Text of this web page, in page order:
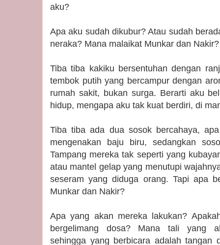
aku?
Apa aku sudah dikubur? Atau sudah
neraka? Mana malaikat Munkar dan
Tiba tiba kakiku bersentuhan dengan
tembok putih yang bercampur dengan
rumah sakit, bukan surga. Berarti aku
hidup, mengapa aku tak kuat berdiri, di
Tiba tiba ada dua sosok bercahaya,
mengenakan baju biru, sedangkan
Tampang mereka tak seperti yang
atau mantel gelap yang menutupi
seseram yang diduga orang. Tapi apa
Munkar dan Nakir?
Apa yang akan mereka lakukan?
bergelimang dosa? Mana tali yang
sehingga yang berbicara adalah tangan